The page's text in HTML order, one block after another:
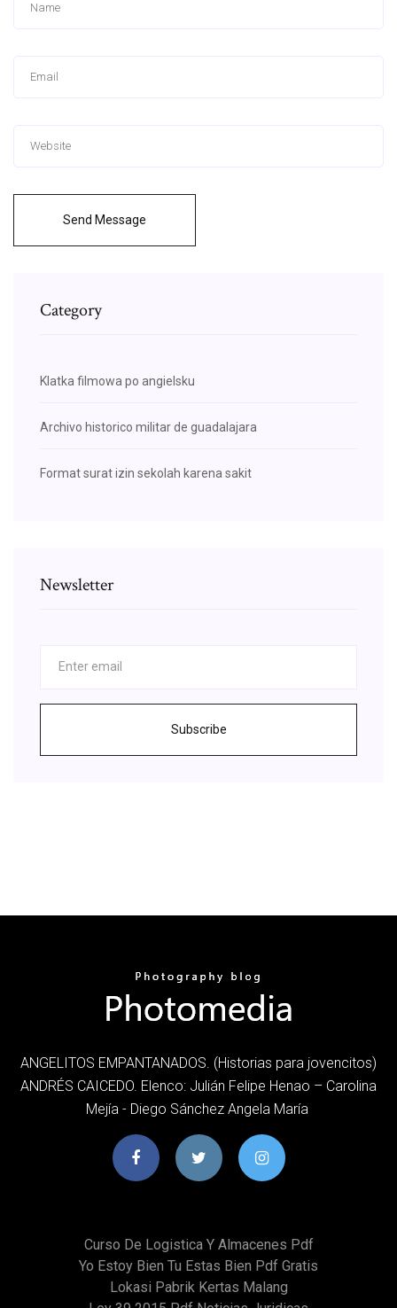
Send Message
Category
Klatka filmowa po angielsku
Archivo historico militar de guadalajara
Format surat izin sekolah karena sakit
Newsletter
Subscribe
ANGELITOS EMPANTANADOS. (Historias para jovencitos)
ANDRÉS CAICEDO. Elenco: Julián Felipe Henao – Carolina
Mejía - Diego Sánchez Angela María
Curso De Logistica Y Almacenes Pdf
Yo Estoy Bien Tu Estas Bien Pdf Gratis
Lokasi Pabrik Kertas Malang